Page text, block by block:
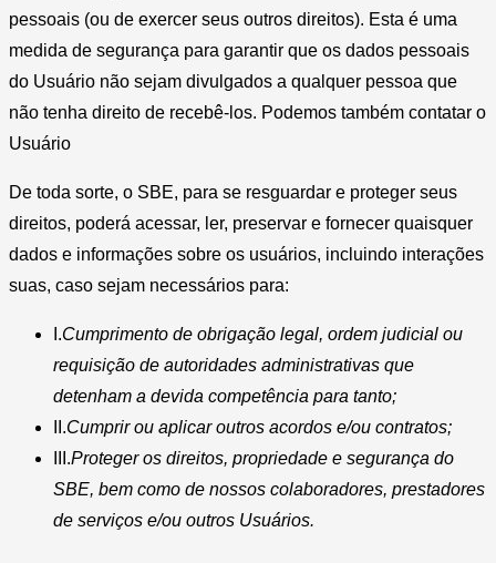
pessoais (ou de exercer seus outros direitos). Esta é uma
medida de segurança para garantir que os dados pessoais
do Usuário não sejam divulgados a qualquer pessoa que
não tenha direito de recebê-los. Podemos também contatar o
Usuário
De toda sorte, o SBE, para se resguardar e proteger seus
direitos, poderá acessar, ler, preservar e fornecer quaisquer
dados e informações sobre os usuários, incluindo interações
suas, caso sejam necessários para:
I.Cumprimento de obrigação legal, ordem judicial ou
requisição de autoridades administrativas que
detenham a devida competência para tanto;
II.Cumprir ou aplicar outros acordos e/ou contratos;
III.Proteger os direitos, propriedade e segurança do
SBE, bem como de nossos colaboradores, prestadores
de serviços e/ou outros Usuários.